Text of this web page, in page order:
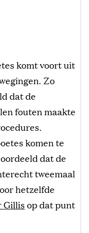
komt voort uit
Zo
dat de
fouten maakte
komen te
dat de
tweemaal
hetzelfde
Gillisop dat punt